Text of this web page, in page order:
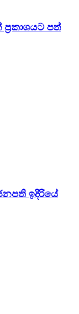
ප්‍රකාශයට පත්
ඉදිරියේ